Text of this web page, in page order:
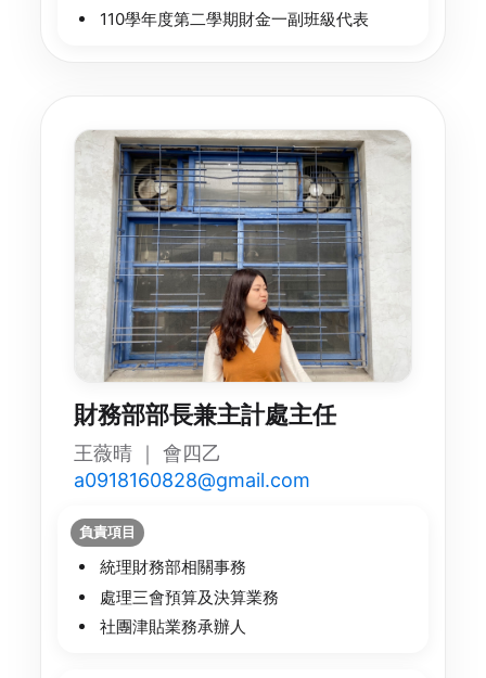
110學年度第二學期財金一副班級代表
財務部部長兼主計處主任
王薇晴 ｜ 會四乙
a0918160828@gmail.com
負責項目
統理財務部相關事務
處理三會預算及決算業務
社團津貼業務承辦人